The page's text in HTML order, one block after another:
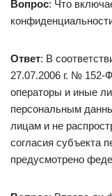
Вопрос: Что
Ответ: В
27.07.2006 г. №
операторы и иные
персональным
лицам и не
согласия субъекта
предусмотрено